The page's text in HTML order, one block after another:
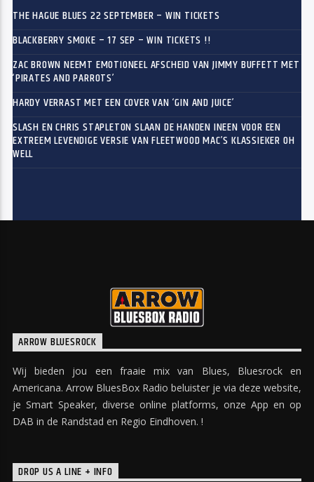
THE HAGUE BLUES 22 SEPTEMBER – WIN TICKETS
BLACKBERRY SMOKE – 17 SEP – WIN TICKETS !!
ZAC BROWN NEEMT EMOTIONEEL AFSCHEID VAN JIMMY BUFFETT MET
‘PIRATES AND PARROTS’
HARDY VERRAST MET EEN COVER VAN ‘GIN AND JUICE’
SLASH EN CHRIS STAPLETON SLAAN DE HANDEN INEEN VOOR EEN
EXTREEM LEVENDIGE VERSIE VAN FLEETWOOD MAC’S KLASSIEKER OH
WELL
ARROW BLUESROCK
Wij bieden jou een fraaie mix van Blues, Bluesrock en
Americana. Arrow BluesBox Radio beluister je via deze website,
je Smart Speaker, diverse online platforms, onze App en op
DAB in de Randstad en Regio Eindhoven. !
DROP US A LINE + INFO